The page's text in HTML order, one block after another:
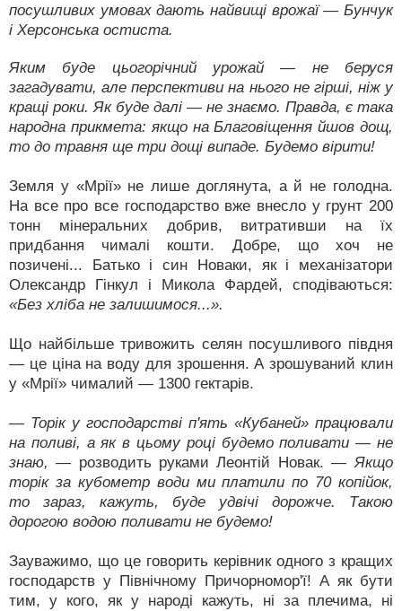
посушливих умовах дають найвищі врожаї — Бунчук
і Херсонська остиста.
Яким буде цьогорічний урожай — не беруся
загадувати, але перспективи на нього не гірші, ніж у
кращі роки. Як буде далі — не знаємо. Правда, є така
народна прикмета: якщо на Благовіщення йшов дощ,
то до травня ще три дощі випаде. Будемо вірити!
Земля у «Мрії» не лише доглянута, а й не голодна.
На все про все господарство вже внесло у грунт 200
тонн мінеральних добрив, витративши на їх
придбання чималі кошти. Добре, що хоч не
позичені... Батько і син Новаки, як і механізатори
Олександр Гінкул і Микола Фардей, сподіваються:
«Без хліба не залишимося...».
Що найбільше тривожить селян посушливого півдня
— це ціна на воду для зрошення. А зрошуваний клин
у «Мрії» чималий — 1300 гектарів.
— Торік у господарстві п'ять «Кубаней» працювали
на поливі, а як в цьому році будемо поливати — не
знаю, — розводить руками Леонтій Новак. — Якщо
торік за кубометр води ми платили по 70 копійок,
то зараз, кажуть, буде удвічі дорожче. Такою
дорогою водою поливати не будемо!
Зауважимо, що це говорить керівник одного з кращих
господарств у Північному Причорномор'ї! А як бути
тим, у кого, як у народі кажуть, ні за плечима, ні